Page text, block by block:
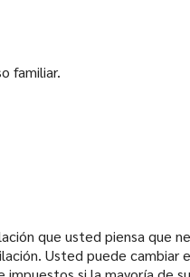
familiar.
que usted piensa que
Usted puede